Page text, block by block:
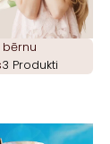
3 Produkti